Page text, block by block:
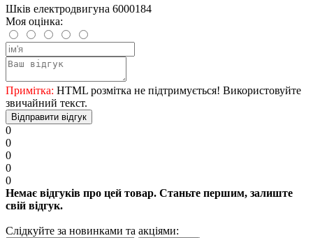
Шків електродвигуна 6000184
Моя оцінка:
Примітка: HTML розмітка не підтримується! Використовуйте
звичайний текст.
Відправити відгук
0
0
0
0
0
Немає відгуків про цей товар. Станьте першим, залиште
свій відгук.
Слідкуйте за новинками та акціями: